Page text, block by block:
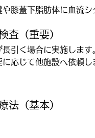
や膝蓋下脂肪体に血流
査（重要）
長引く場合に実施します
応じて他施設へ依頼し
法（基本）